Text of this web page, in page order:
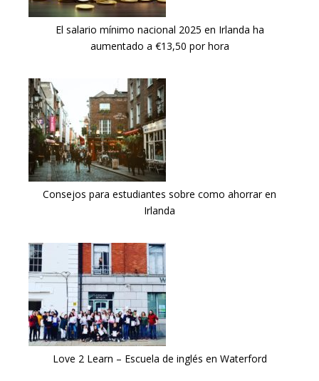
El salario mínimo nacional 2025 en Irlanda ha
aumentado a €13,50 por hora
Consejos para estudiantes sobre como ahorrar en
Irlanda
Love 2 Learn – Escuela de inglés en Waterford